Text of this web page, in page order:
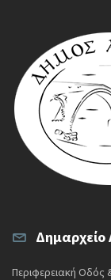
Δημαρχείο
Περιφερειακή Οδός